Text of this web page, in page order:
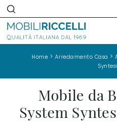
Home > Arredamento Casa >
Mobile da
System